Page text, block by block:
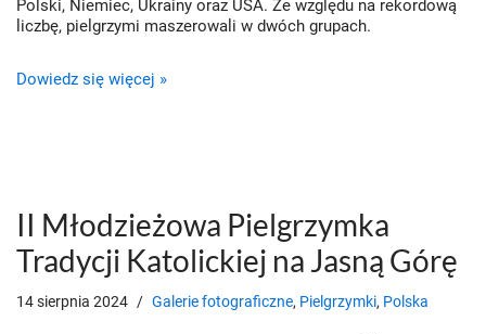
Polski, Niemiec, Ukrainy oraz USA. Ze względu na rekordową
liczbę, pielgrzymi maszerowali w dwóch grupach.
Dowiedz się więcej »
II Młodzieżowa Pielgrzymka
Tradycji Katolickiej na Jasną Górę
14 sierpnia 2024 Galerie fotograficzne, Pielgrzymki, Polska